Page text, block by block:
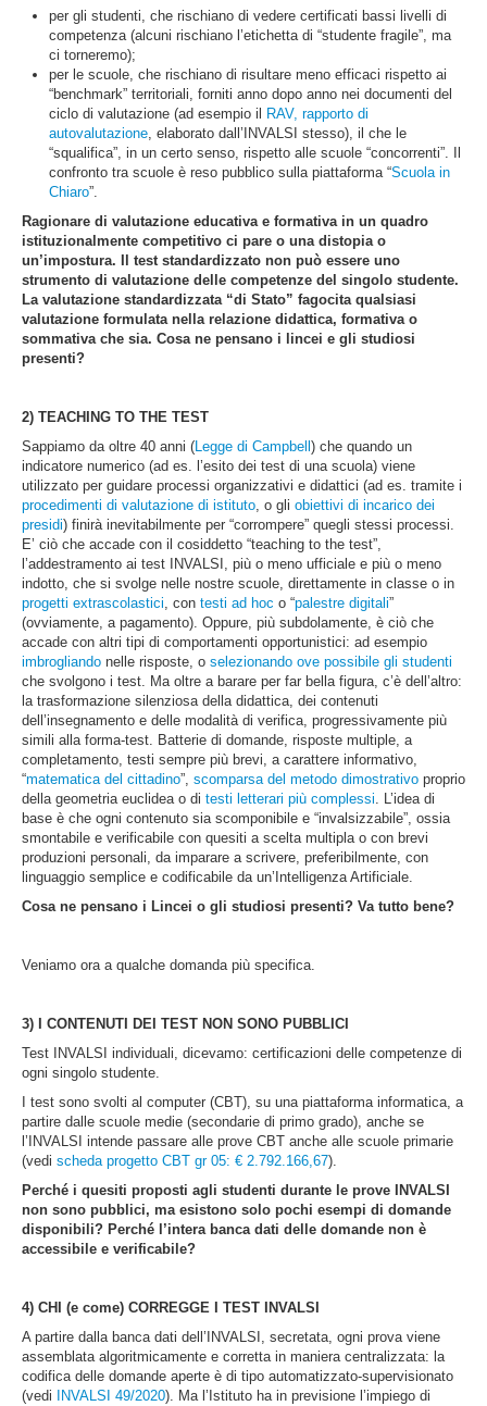
per gli studenti, che rischiano di vedere certificati bassi livelli di
competenza (alcuni rischiano l’etichetta di “studente fragile”, ma
ci torneremo);
per le scuole, che rischiano di risultare meno efficaci rispetto ai
“benchmark” territoriali, forniti anno dopo anno nei documenti del
ciclo di valutazione (ad esempio il
RAV, rapporto di
autovalutazione, elaborato dall’INVALSI stesso), il che le
“squalifica”, in un certo senso, rispetto alle scuole “concorrenti”. Il
confronto tra scuole è reso pubblico sulla piattaforma “Scuola in
Chiaro”.
Ragionare di valutazione educativa e formativa in un quadro
istituzionalmente competitivo ci pare o una distopia o
un’impostura. Il test standardizzato non può essere uno
strumento di valutazione delle competenze del singolo studente.
La valutazione standardizzata “di Stato” fagocita qualsiasi
valutazione formulata nella relazione didattica, formativa o
sommativa che sia. Cosa ne pensano i lincei e gli studiosi
presenti?
2) TEACHING TO THE TEST
Sappiamo da oltre 40 anni (Legge di Campbell ) che quando un
indicatore numerico (ad es. l’esito dei test di una scuola) viene
utilizzato per guidare processi organizzativi e didattici (ad es. tramite i
procedimenti di valutazione di istituto, o gli obiettivi di incarico dei
presidi) finirà inevitabilmente per “corrompere” quegli stessi processi.
E’ ciò che accade con il cosiddetto “teaching to the test”,
l’addestramento ai test INVALSI, più o meno ufficiale e più o meno
indotto, che si svolge nelle nostre scuole, direttamente in classe o in
progetti extrascolastici, con testi ad hoc o “palestre digitali”
(ovviamente, a pagamento). Oppure, più subdolamente, è ciò che
accade con altri tipi di comportamenti opportunistici: ad esempio
imbrogliando nelle risposte, o selezionando ove possibile gli studenti
che svolgono i test. Ma oltre a barare per far bella figura, c’è dell’altro:
la trasformazione silenziosa della didattica, dei contenuti
dell’insegnamento e delle modalità di verifica, progressivamente più
simili alla forma-test. Batterie di domande, risposte multiple, a
completamento, testi sempre più brevi, a carattere informativo,
“matematica del cittadino”, scomparsa del metodo dimostrativo proprio
della geometria euclidea o di testi letterari più complessi. L’idea di
base è che ogni contenuto sia scomponibile e “invalsizzabile”, ossia
smontabile e verificabile con quesiti a scelta multipla o con brevi
produzioni personali, da imparare a scrivere, preferibilmente, con
linguaggio semplice e codificabile da un’Intelligenza Artificiale.
Cosa ne pensano i Lincei o gli studiosi presenti? Va tutto bene?
Veniamo ora a qualche domanda più specifica.
3)
I CONTENUTI DEI TEST NON SONO PUBBLICI
Test INVALSI individuali, dicevamo: certificazioni delle competenze di
ogni singolo studente.
I test sono svolti al computer (CBT), su una piattaforma informatica, a
partire dalle scuole medie (secondarie di primo grado), anche se
l’INVALSI intende passare alle prove CBT anche alle scuole primarie
(vedi scheda progetto CBT gr 05: € 2.792.166,67).
Perché i quesiti proposti agli studenti durante le prove INVALSI
non sono pubblici, ma esistono solo pochi esempi di domande
disponibili? Perché l’intera banca dati delle domande non è
accessibile e verificabile?
4) CHI (e come) CORREGGE I TEST INVALSI
A partire dalla banca dati dell’INVALSI, secretata, ogni prova viene
assemblata algoritmicamente e corretta in maniera centralizzata: la
codifica delle domande aperte è di tipo automatizzato-supervisionato
(vedi
INVALSI 49/2020). Ma l’Istituto ha in previsione l’impiego di